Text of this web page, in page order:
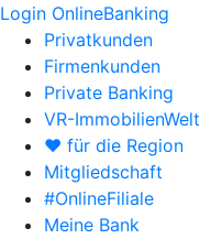
Login OnlineBanking
Privatkunden
Firmenkunden
Private Banking
VR-ImmobilienWelt
♥ für die Region
Mitgliedschaft
#OnlineFiliale
Meine Bank